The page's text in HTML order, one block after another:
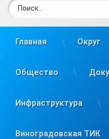
Главная Округ
Общество
Инфраструктура
Виноградовская ТИК